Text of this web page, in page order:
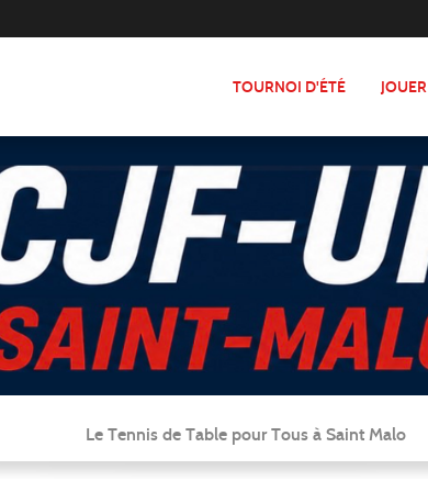
TOURNOI D'ÉTÉ JOUER
Le Tennis de Table pour Tous à Saint Malo